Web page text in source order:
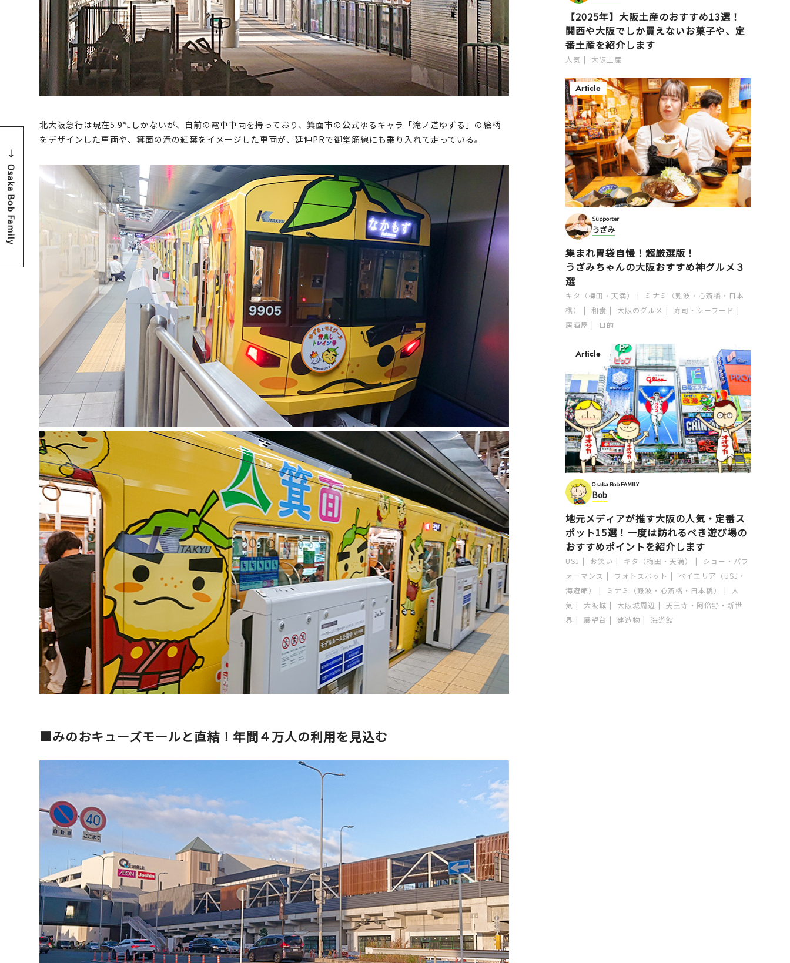
Osaka Bob Family
北大阪急行は現在5.9㌔しかないが、自前の電車車両を持っており、箕面市の公式ゆるキャラ「滝ノ道ゆずる」の絵柄
をデザインした車両や、箕面の滝の紅葉をイメージした車両が、延伸PRで御堂筋線にも乗り入れて走っている。
■みのおキューズモールと直結！年間４万人の利用を見込む
【2025年】大阪土産のおすすめ13選！
関西や大阪でしか買えないお菓子や、定
番土産を紹介します
人気 大阪土産
Article
Supporter
うざみ
集まれ胃袋自慢！超厳選版！
うざみちゃんの大阪おすすめ神グルメ３
選
キタ（梅田・天満）
ミナミ（難波・心斎橋・日本
橋）
和食 大阪のグルメ
寿司・シーフード
居酒屋
目的
Article
Osaka Bob FAMILY
Bob
地元メディアが推す大阪の人気・定番ス
ポット15選！一度は訪れるべき遊び場の
おすすめポイントを紹介します
USJ お笑い キタ（梅田・天満）
ショー・パフ
ォーマンス
フォトスポット
ベイエリア（USJ・
海遊館）
ミナミ（難波・心斎橋・日本橋）
人
気
大阪城 大阪城周辺
天王寺・阿倍野・新世
界
展望台 建造物 海遊館